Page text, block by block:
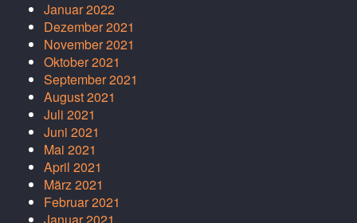
Januar 2022
Dezember 2021
November 2021
Oktober 2021
September 2021
August 2021
Juli 2021
Juni 2021
Mai 2021
April 2021
März 2021
Februar 2021